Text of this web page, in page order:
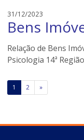
31/12/2023
d
o
n
Bens
Relação de Bens
Psicologia 14ª
Paginação
posts
1 2 »